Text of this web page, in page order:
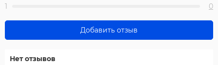
1
0
Добавить отзыв
Нет отзывов